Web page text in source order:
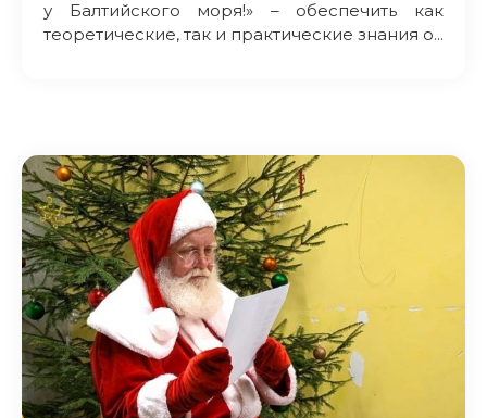
у Балтийского моря!» – обеспечить как
теоретические, так и практические знания о...